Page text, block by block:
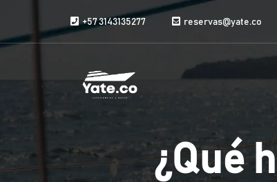
+57 3143135277 reservas@yate.co
¿Qué